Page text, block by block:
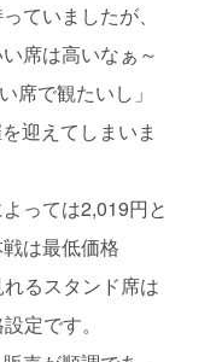
ていましたが、
席は高いなぁ～
席で観たいし」
迎えてしまいま
っては2,019円と
は最低価格
るスタンド席は
定です。